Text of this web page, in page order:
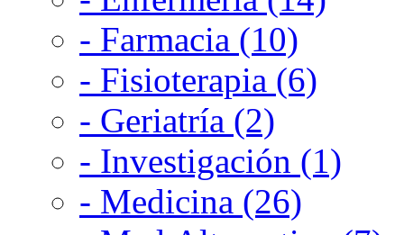
- Farmacia (10)
- Fisioterapia (6)
- Geriatría (2)
- Investigación (1)
- Medicina (26)